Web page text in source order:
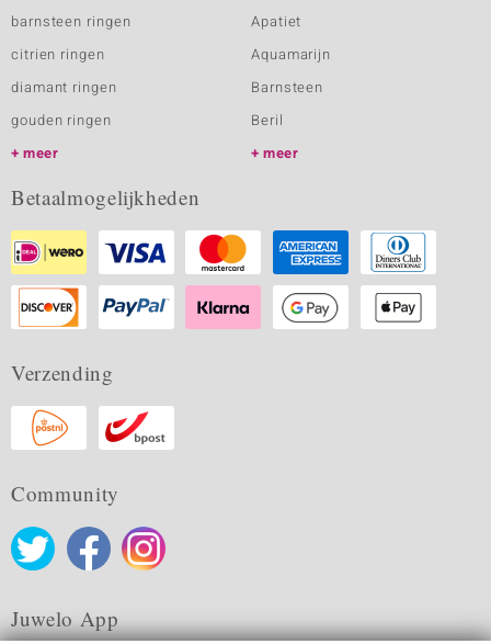
barnsteen ringen
citrien ringen
diamant ringen
gouden ringen
meer
Apatiet
Aquamarijn
Barnsteen
Beril
meer
Betaalmogelijkheden
Verzending
Community
Juwelo App